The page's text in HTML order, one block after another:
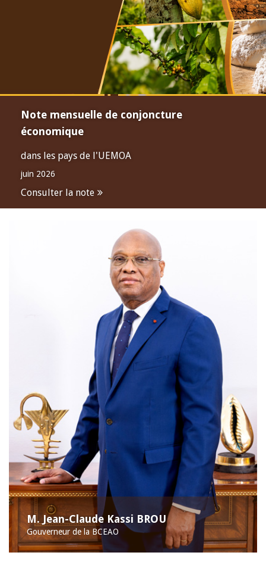
Note mensuelle de conjoncture
économique
dans les pays de l'UEMOA
juin 2026
Consulter la note
M. Jean-Claude Kassi BROU
Gouverneur de la BCEAO